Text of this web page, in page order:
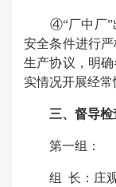
④“厂中厂”出
安全条件进行
生产协议，明
实情况开展经常
三、督导
第一组：
组 长：庄观